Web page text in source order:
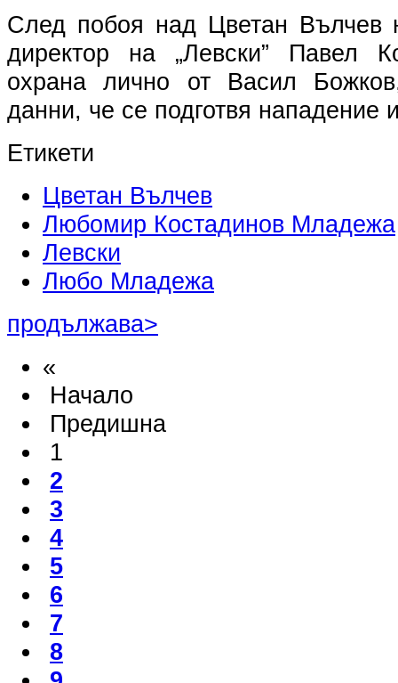
След побоя над Цветан Вълчев
директор на „Левски” Павел
охрана лично от Васил
данни, че се подготвя нападение
Етикети
Цветан Вълчев
Любомир Костадинов Младежа
Левски
Любо Младежа
продължава>
«
Начало
Предишна
1
2
3
4
5
6
7
8